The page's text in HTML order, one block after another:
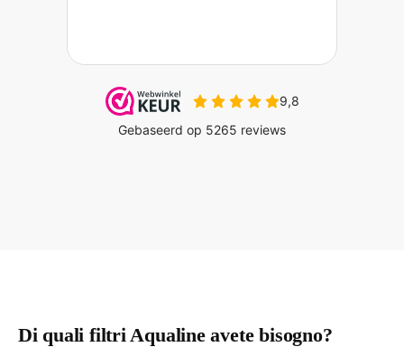
Di quali filtri Aqualine avete bisogno?